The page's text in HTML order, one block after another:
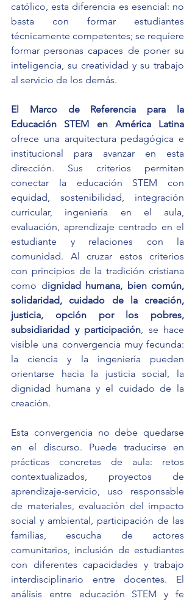
católico, esta diferencia es esencial: no
basta con formar estudiantes
técnicamente competentes; se requiere
formar personas capaces de poner su
inteligencia, su creatividad y su trabajo
al servicio de los demás.
El Marco de Referencia para la
Educación STEM en América Latina
ofrece una arquitectura pedagógica e
institucional para avanzar en esta
dirección. Sus criterios permiten
conectar la educación STEM con
equidad, sostenibilidad, integración
curricular, ingeniería en el aula,
evaluación, aprendizaje centrado en el
estudiante y relaciones con la
comunidad. Al cruzar estos criterios
con principios de la tradición cristiana
como dignidad humana, bien común,
solidaridad, cuidado de la creación,
justicia, opción por los pobres,
subsidiaridad y participación, se hace
visible una convergencia muy fecunda:
la ciencia y la ingeniería pueden
orientarse hacia la justicia social, la
dignidad humana y el cuidado de la
creación.
Esta convergencia no debe quedarse
en el discurso. Puede traducirse en
prácticas concretas de aula: retos
contextualizados, proyectos de
aprendizaje-servicio, uso responsable
de materiales, evaluación del impacto
social y ambiental, participación de las
familias, escucha de actores
comunitarios, inclusión de estudiantes
con diferentes capacidades y trabajo
interdisciplinario entre docentes. El
análisis entre educación STEM y fe